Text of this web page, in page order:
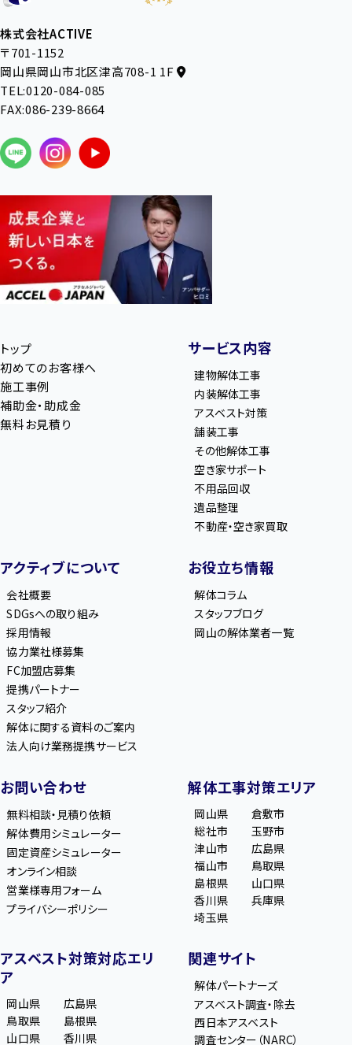
株式会社ACTIVE
〒701-1152
岡山県岡山市北区津高708-1 1F
TEL:0120-084-085
FAX:086-239-8664
トップ
初めてのお客様へ
施工事例
補助金・助成金
無料お見積り
サービス内容
建物解体工事
内装解体工事
アスベスト対策
舗装工事
その他解体工事
空き家サポート
不用品回収
遺品整理
不動産・空き家買取
アクティブについて
会社概要
SDGsへの取り組み
採用情報
協力業社様募集
FC加盟店募集
提携パートナー
スタッフ紹介
解体に関する資料のご案内
法人向け業務提携サービス
お役立ち情報
解体コラム
スタッフブログ
岡山の解体業者一覧
お問い合わせ
無料相談・見積り依頼
解体費用シミュレーター
固定資産シミュレーター
オンライン相談
営業様専用フォーム
プライバシーポリシー
解体工事対策エリア
岡山県
倉敷市
総社市
玉野市
津山市
広島県
福山市
鳥取県
島根県
山口県
香川県
兵庫県
埼玉県
アスベスト対策対応エリ
ア
岡山県
広島県
鳥取県
島根県
山口県
香川県
関連サイト
解体パートナーズ
アスベスト調査・除去
西日本アスベスト
調査センター（NARC）